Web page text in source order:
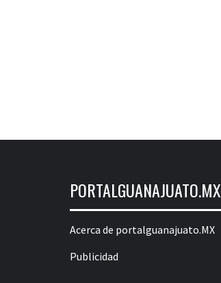
PORTALGUANAJUATO.MX
Acerca de portalguanajuato.MX
Publicidad